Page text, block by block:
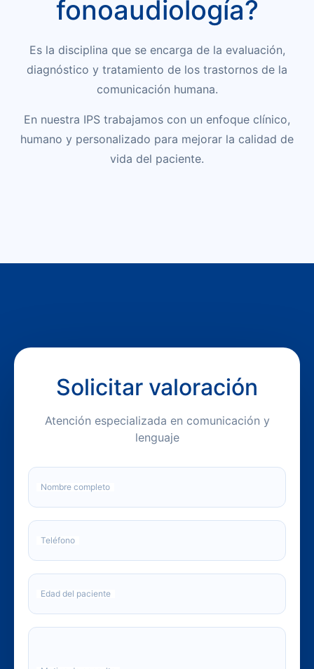
fonoaudiología?
Es la disciplina que se encarga de la evaluación,
diagnóstico y tratamiento de los trastornos de la
comunicación humana.
En nuestra IPS trabajamos con un enfoque clínico,
humano y personalizado para mejorar la calidad de
vida del paciente.
Solicitar valoración
Atención especializada en comunicación y
lenguaje
Nombre completo
Teléfono
Edad del paciente